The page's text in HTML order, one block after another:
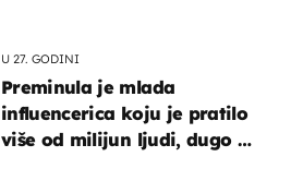
U 27. GODINI
Preminula je mlada
influencerica koju je pratilo
više od milijun ljudi, dugo se